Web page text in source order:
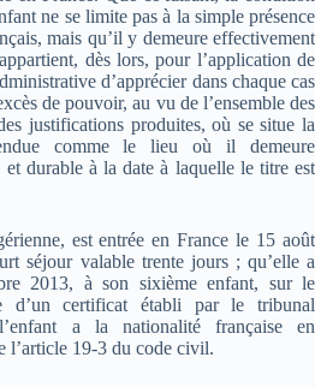
ne se limite pas à la simple présence
mais qu’il y demeure effectivement
dès lors, pour l’application de
d’apprécier dans chaque cas
de pouvoir, au vu de l’ensemble des
justifications produites, où se situe la
comme le lieu où il demeure
durable à la date à laquelle le titre est
est entrée en France le 15 août
séjour valable trente jours ; qu’elle a
2013, à son sixième enfant, sur le
d’un certificat établi par le tribunal
a la nationalité française en
l’article 19-3 du code civil.